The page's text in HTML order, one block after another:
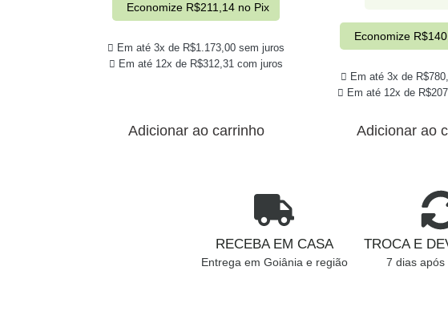
Em até 3x de R$1.173,00 sem juros
Em até 12x de R$312,31 com juros
Economize R$211,14no Pix
Adicionar ao carrinho
Em até 3x de R$
Em até 12x de R$
Economize R$
Adicionar ao
RECEBA EM CASA
Entrega em Goiânia e região
TROCA E
7 dias após